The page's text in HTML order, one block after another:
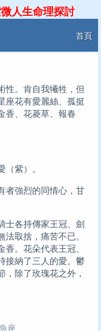
人生命理探討
首頁
。肯自我犧牲，但
座花有愛麗絲、孤挺
香、花菱草、報春
紫）。
者強烈的同情心，甘
各持傳家王冠、劍
取捨，痛苦不已。
。花朵代表王冠、
接納了三人的愛。鬱
，除了玫瑰花之外，
座